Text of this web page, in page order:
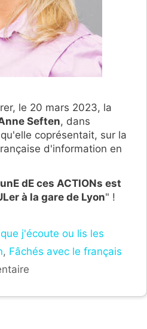
le 20 mars 2023, la
Seften, dans
coprésentait, sur la
d'information en
dE ces ACTIONs est
à la gare de Lyon" !
j'écoute ou lis les
, Fâchés avec le français